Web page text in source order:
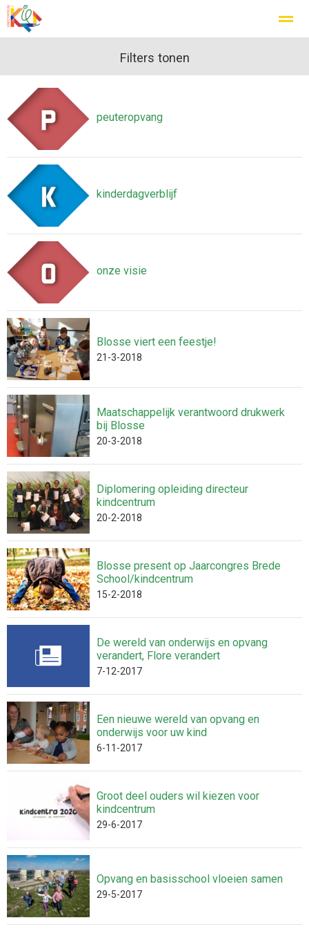
Home
Filters tonen
peuteropvang
kinderdagverblijf
onze visie
Blosse viert een feestje!
21-3-2018
Maatschappelijk verantwoord drukwerk
bij Blosse
20-3-2018
Diplomering opleiding directeur
kindcentrum
20-2-2018
Blosse present op Jaarcongres Brede
School/kindcentrum
15-2-2018
De wereld van onderwijs en opvang
verandert, Flore verandert
7-12-2017
Een nieuwe wereld van opvang en
onderwijs voor uw kind
6-11-2017
Groot deel ouders wil kiezen voor
kindcentrum
29-6-2017
Opvang en basisschool vloeien samen
29-5-2017